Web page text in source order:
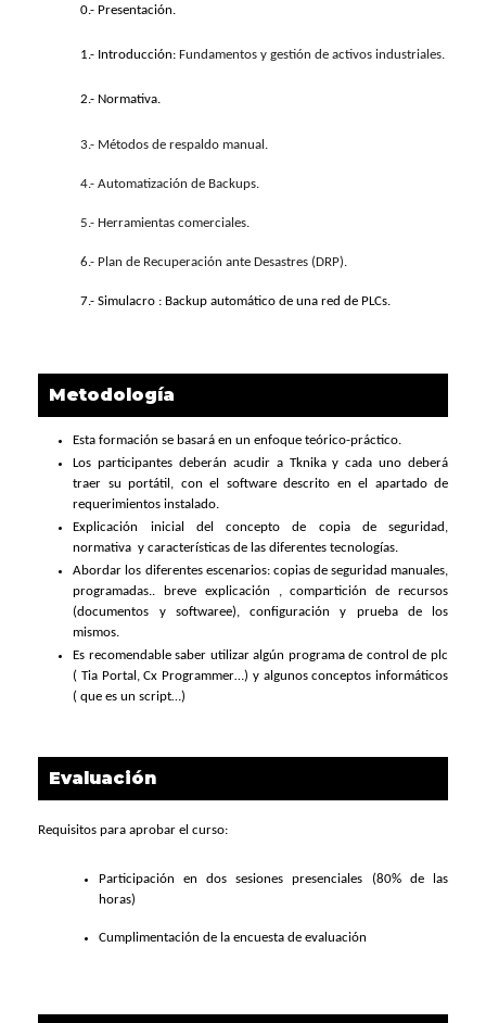
0.- Presentación.
1.- Introducción: Fundamentos y gestión de activos industriales.
2.- Normativa.
3.- Métodos de respaldo manual.
4.- Automatización de Backups.
5.- Herramientas comerciales.
6.- Plan de Recuperación ante Desastres (DRP).
7.- Simulacro : Backup automático de una red de PLCs.
Metodología
Esta formación se basará en un enfoque teórico-práctico.
Los participantes deberán acudir a Tknika y cada uno deberá
traer su portátil, con el software descrito en el apartado de
requerimientos instalado.
Explicación inicial del concepto de copia de seguridad,
normativa y características de las diferentes tecnologías.
Abordar los diferentes escenarios: copias de seguridad manuales,
programadas.. breve explicación , compartición de recursos
(documentos y softwaree), configuración y prueba de los
mismos.
Es recomendable saber utilizar algún programa de control de plc
( Tia Portal, Cx Programmer…) y algunos conceptos informáticos
( que es un script…)
Evaluación
Requisitos para aprobar el curso:
Participación en dos sesiones presenciales (80% de las
horas)
Cumplimentación de la encuesta de evaluación